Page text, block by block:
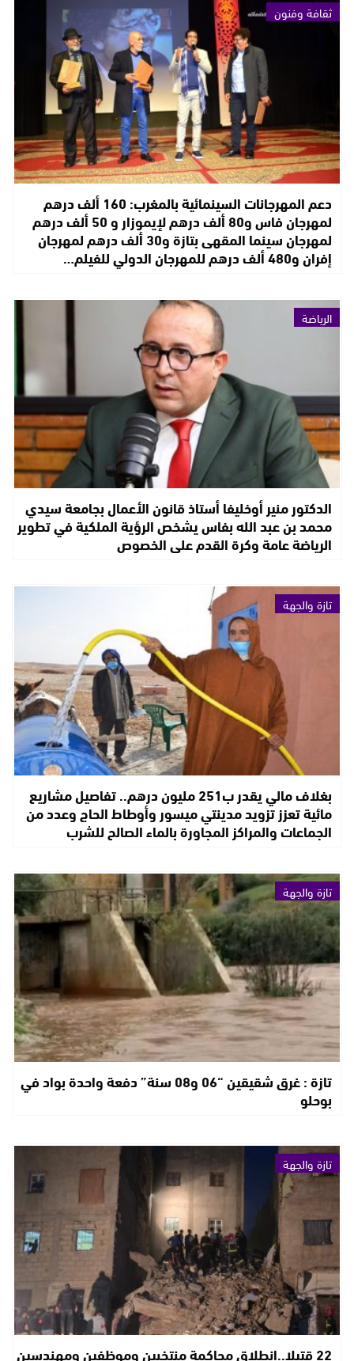
ثقافة وفنون
دعم المهرجانات السينمائية بالمغرب: 160 ألف درهم
لمهرجان فاس و80 ألف درهم لإيموزار و 50 ألف درهم
لمهرجان سينما المقهى بتازة و30 ألف درهم لمهرجان
إفران و480 ألف درهم للمهرجان الدولي للفيلم…
الرياضة
الدكتور منير أوخليفا أستاذ قانون الأعمال بجامعة سيدي
محمد بن عبد الله بفاس يشخص الرؤية الملكية في تطوير
الرياضة عامة وكرة القدم على الخصوص
تازة والجهة
بغلاف مالي يقدر ب251 مليون درهم.. تفاصيل مشاريع
مائية تعزز تزويد مدينتي ميسور وأوطاط الحاج وعدد من
الجماعات والمراكز المجاورة بالماء الصالح للشرب
تازة والجهة
تازة : غرق شقيقين “06 و08 سنة” دفعة واحدة بواد في
بوحلو
تازة والجهة
22 قتيلا..انطلاق محاكمة منتخبين وموظفين ومهندسين